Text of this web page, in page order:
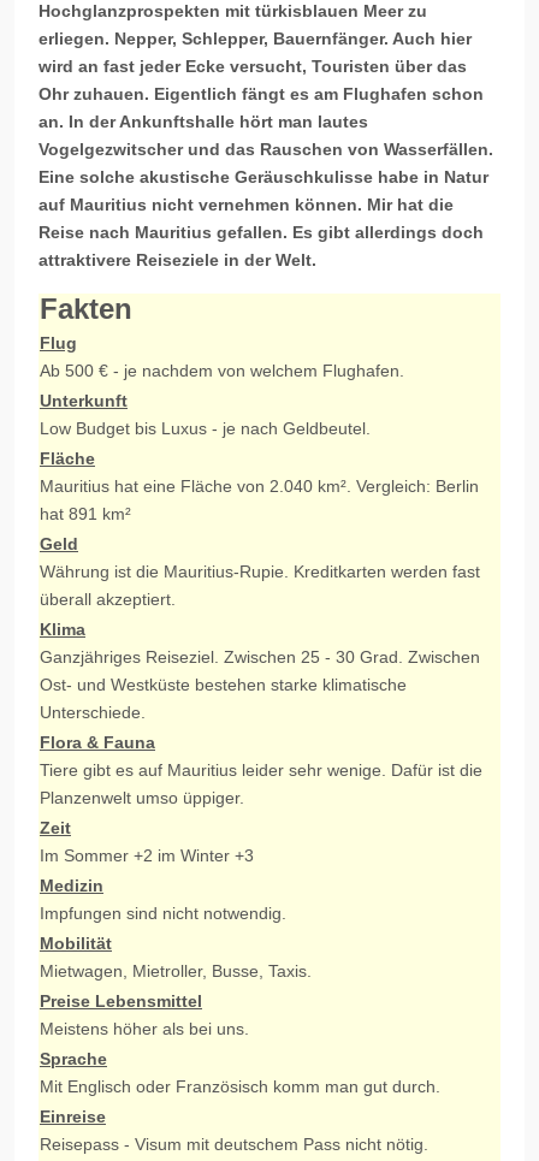
Hochglanzprospekten mit türkisblauen Meer zu
erliegen. Nepper, Schlepper, Bauernfänger. Auch hier
wird an fast jeder Ecke versucht, Touristen über das
Ohr zuhauen. Eigentlich fängt es am Flughafen schon
an. In der Ankunftshalle hört man lautes
Vogelgezwitscher und das Rauschen von Wasserfällen.
Eine solche akustische Geräuschkulisse habe in Natur
auf Mauritius nicht vernehmen können. Mir hat die
Reise nach Mauritius gefallen. Es gibt allerdings doch
attraktivere Reiseziele in der Welt.
Fakten
Flug
Ab 500 € - je nachdem von welchem Flughafen.
Unterkunft
Low Budget bis Luxus - je nach Geldbeutel.
Fläche
Mauritius hat eine Fläche von 2.040 km². Vergleich: Berlin
hat 891 km²
Geld
Währung ist die Mauritius-Rupie. Kreditkarten werden fast
überall akzeptiert.
Klima
Ganzjähriges Reiseziel. Zwischen 25 - 30 Grad. Zwischen
Ost- und Westküste bestehen starke klimatische
Unterschiede.
Flora & Fauna
Tiere gibt es auf Mauritius leider sehr wenige. Dafür ist die
Planzenwelt umso üppiger.
Zeit
Im Sommer +2 im Winter +3
Medizin
Impfungen sind nicht notwendig.
Mobilität
Mietwagen, Mietroller, Busse, Taxis.
Preise Lebensmittel
Meistens höher als bei uns.
Sprache
Mit Englisch oder Französisch komm man gut durch.
Einreise
Reisepass - Visum mit deutschem Pass nicht nötig.